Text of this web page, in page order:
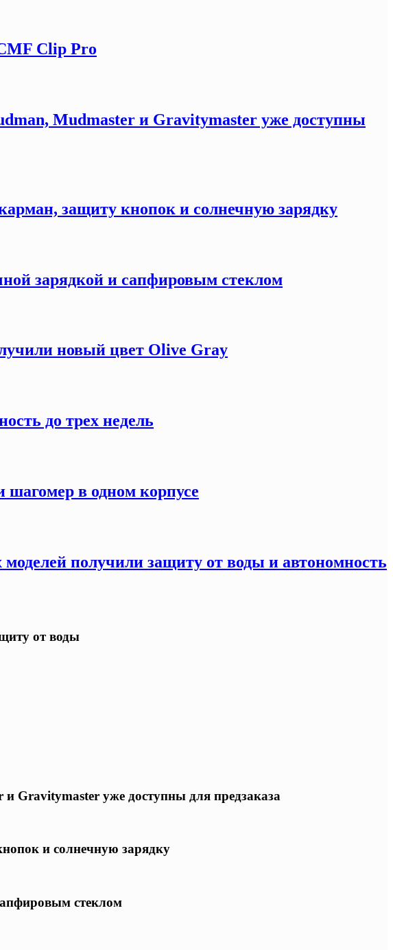
Clip Pro
Mudmaster и Gravitymaster уже доступны
защиту кнопок и солнечную зарядку
зарядкой и сапфировым стеклом
новый цвет Olive Gray
до трех недель
в одном корпусе
получили защиту от воды и автономность
от воды
Gravitymaster уже доступны для предзаказа
и солнечную зарядку
стеклом